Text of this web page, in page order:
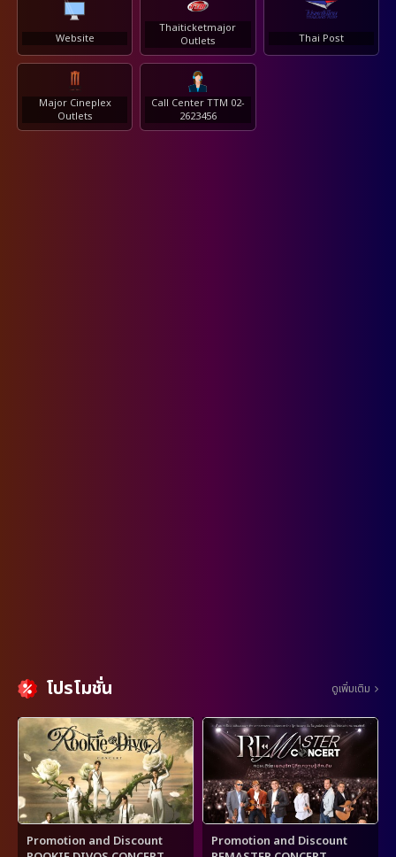
Website
Thaiticketmajor
Outlets
Thai Post
Major Cineplex
Outlets
Call Center TTM 02-
2623456
โปรโมชั่น ดูเพิ่มเติม
Promotion and Discount
Promotion and Discount